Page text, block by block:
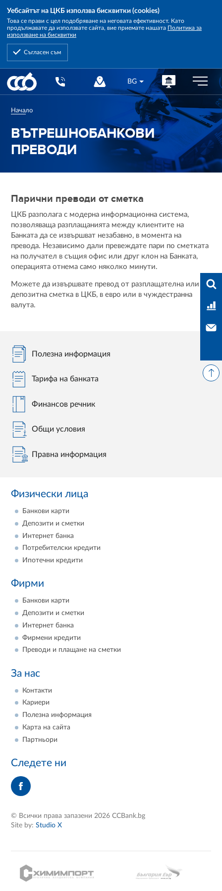
Уебсайтът на ЦКБ използва бисквитки (cookies)
Това се прави с цел подобряване на неговата ефективност. Като
продължавате да използвате сайта, вие приемате нашата Политика за
използване на бисквитки
Съгласен съм
Central
Cooperative
Bank
BG
Начало
ВЪТРЕШНОБАНКОВИ
ПРЕВОДИ
Парични преводи от сметка
ЦКБ разполага с модерна информационна система,
позволяваща разплащанията между клиентите на
Банката да се извършват незабавно, в момента на
превода. Независимо дали превеждате пари по сметката
на получател в същия офис или друг клон на Банката,
операцията отнема само няколко минути.
Можете да извършвате превод от разплащателна или
депозитна сметка в ЦКБ, в евро или в чуждестранна
валута.
Полезна информация
Тарифа на банката
Финансов речник
Общи условия
Правна информация
Физически лица
Банкови карти
Депозити и сметки
Интернет банка
Потребителски кредити
Ипотечни кредити
Фирми
Банкови карти
Депозити и сметки
Интернет банка
Фирмени кредити
Преводи и плащане на сметки
За нас
Контакти
Кариери
Полезна информация
Карта на сайта
Партньори
Следете ни
© Всички права запазени 2026 CCBank.bg
Site by:Studio X